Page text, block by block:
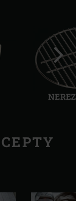
Další